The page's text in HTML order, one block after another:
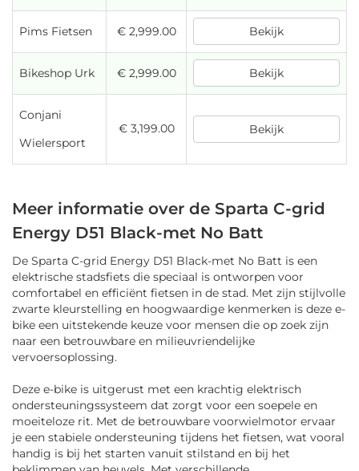
Pims Fietsen € 2,999.00 Bekijk
Bikeshop Urk € 2,999.00 Bekijk
Conjani
Wielersport
€ 3,199.00 Bekijk
Meer informatie over de Sparta C-grid
Energy D51 Black-met No Batt
De Sparta C-grid Energy D51 Black-met No Batt is een
elektrische stadsfiets die speciaal is ontworpen voor
comfortabel en efficiënt fietsen in de stad. Met zijn stijlvolle
zwarte kleurstelling en hoogwaardige kenmerken is deze e-
bike een uitstekende keuze voor mensen die op zoek zijn
naar een betrouwbare en milieuvriendelijke
vervoersoplossing.
Deze e-bike is uitgerust met een krachtig elektrisch
ondersteuningssysteem dat zorgt voor een soepele en
moeiteloze rit. Met de betrouwbare voorwielmotor ervaar
je een stabiele ondersteuning tijdens het fietsen, wat vooral
handig is bij het starten vanuit stilstand en bij het